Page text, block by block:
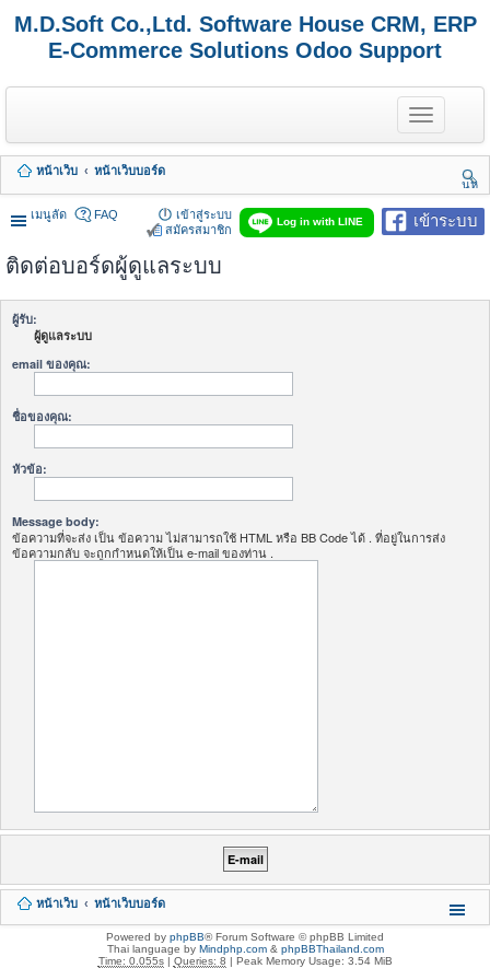
M.D.Soft Co.,Ltd. Software House CRM, ERP
E-Commerce Solutions Odoo Support
T
o
g
e
n
a
หน้าเว็บ
หน้าเว็บบอร์ด
นห
า
เมนูลัด
เข้าระบบ
Log in with LINE
FAQ
เข้าสู่ระบบ
สมัครสมาชิก
ติดต่อบอร์ดผู้ดูแลระบบ
ผู้รับ:
ผู้ดูแลระบบ
email ของคุณ:
ชื่อของคุณ:
หัวข้อ:
Message body:
ข้อความที่จะส่ง เป็น ข้อความ ไม่สามารถใช้ HTML หรือ BB Code ได้ . ที่อยู่ในการส่ง
ข้อความกลับ จะถูกกำหนดให้เป็น e-mail ของท่าน .
หน้าเว็บ หน้าเว็บบอร์ด
Powered by phpBB® Forum Software © phpBB Limited
Thai language by Mindphp.com& phpBBThailand.com
Time: 0.055s| Queries: 8 | Peak Memory Usage: 3.54 MiB